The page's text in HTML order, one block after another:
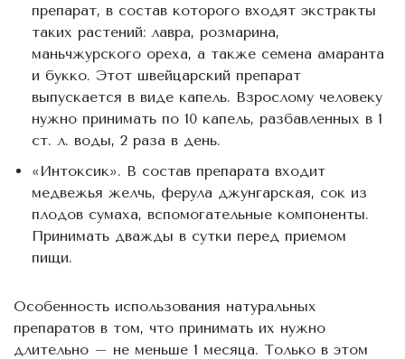
препарат, в состав которого входят экстракты
таких растений: лавра, розмарина,
маньчжурского ореха, а также семена амаранта
и букко. Этот швейцарский препарат
выпускается в виде капель. Взрослому человеку
нужно принимать по 10 капель, разбавленных в 1
ст. л. воды, 2 раза в день.
«Интоксик». В состав препарата входит
медвежья желчь, ферула джунгарская, сок из
плодов сумаха, вспомогательные компоненты.
Принимать дважды в сутки перед приемом
пищи.
Особенность использования натуральных
препаратов в том, что принимать их нужно
длительно – не меньше 1 месяца. Только в этом